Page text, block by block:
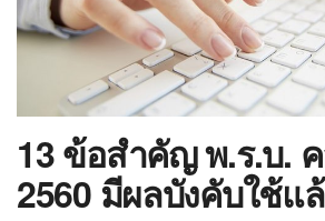
13 ข้อสำคัญ พ.ร.บ.
2560 มีผลบังคับใช้แ